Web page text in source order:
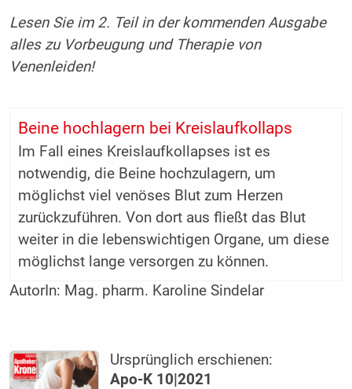
Lesen Sie im 2. Teil in der kommenden Ausgabe
alles zu Vorbeugung und Therapie von
Venenleiden!
Beine hochlagern bei Kreislaufkollaps
Im Fall eines Kreislaufkollapses ist es
notwendig, die Beine hochzulagern, um
möglichst viel venöses Blut zum Herzen
zurückzuführen. Von dort aus fließt das Blut
weiter in die lebenswichtigen Organe, um diese
möglichst lange versorgen zu können.
AutorIn: Mag. pharm. Karoline Sindelar
Ursprünglich erschienen:
Apo-K 10|2021